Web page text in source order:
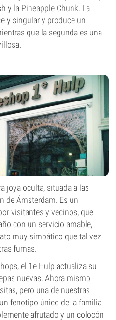
y la Pineapple Chunk. La
y singular y produce un
que la segunda es una
joya oculta, situada a las
de Ámsterdam. Es un
visitantes y vecinos, que
con un servicio amable,
muy simpático que tal vez
fumas.
el 1e Hulp actualiza su
nuevas. Ahora mismo
pero una de nuestras
fenotipo único de la familia
afrutado y un colocón